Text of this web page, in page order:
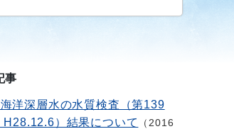
事
洋深層水の水質検査（第139
H28.12.6）結果について
2016